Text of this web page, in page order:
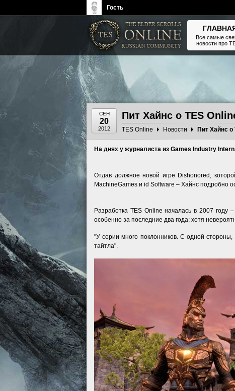
СЕН
20
2012
Пит Хайнс о TES
TES Online Новости Пит Хайнс о
На днях у журналиста из Games Industry
Отдав должное новой игре Dishonored,
MachineGames и id Software – Хайнс подробно
Разработка TES Online началась в 2007
особенно за последние два года; хотя
"У серии много поклонников. С одной
тайтла".
The Elder Scrolls, Fallout,
Bethesda Softworks - статьи,
новости, дополнения
Все самые
новости про
Гость